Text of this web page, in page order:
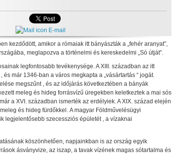
E-mail
kezdődött, amikor a rómaiak itt bányászták a „fehér aranyat”,
meglapozva a történelmi és kereskedelmi „Só útját”.
legfontosabb tevékenysége. A XIII. században az itt
már 1346-ban a város megkapta a „vásártartás “ jogát.
megszűnt , és az időjárás következtében a bányák
meleg és hideg forrásvízű üregekben keletkeztek a mai sós
a XVI. században ismerték az erdélyiek. A XIX. század elején
és hideg fürdőkkel. A magyar Földművelésügyi
legjelentősebb szecessziós épületét , a vízaknai
köszönhetően, napjainkban is az ország egyik
ásványvize, az iszap, a tavak vízének magas sótartalma és